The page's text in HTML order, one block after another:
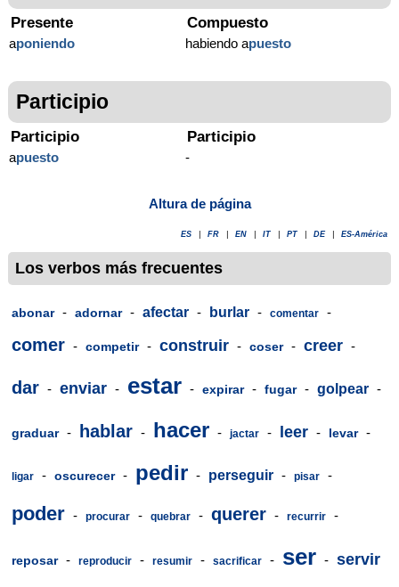
Presente
aponiendo
Compuesto
habiendo apuesto
Participio
Participio
apuesto
Participio
-
Altura de página
ES FR EN IT PT DE ES-América
Los verbos más frecuentes
abonar - adornar - afectar - burlar - comentar -
comer - competir - construir - coser - creer -
dar - enviar - estar - expirar - fugar - golpear -
graduar - hablar - hacer - jactar - leer - levar -
ligar - oscurecer - pedir - perseguir - pisar -
poder - procurar - quebrar - querer - recurrir -
reposar - reproducir - resumir - sacrificar - ser - servir